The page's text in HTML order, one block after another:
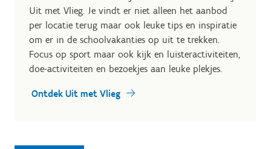
Uit met Vlieg. Je vindt er niet alleen het aanbod
per locatie terug maar ook leuke tips en inspiratie
om er in de schoolvakanties op uit te trekken.
Focus op sport maar ook kijk en luisteractiviteiten,
doe-activiteiten en bezoekjes aan leuke plekjes.
Ontdek Uit met Vlieg